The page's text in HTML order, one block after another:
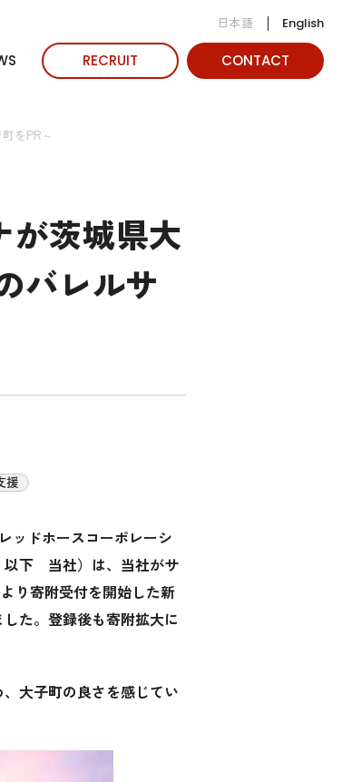
日本語 English
RECRUIT CONTACT
をPR～
が茨城県大
バレルサ
援
ッドホースコーポレーシ
以下 当社）は、当社がサ
り寄附受付を開始した新
た。登録後も寄附拡大に
大子町の良さを感じてい